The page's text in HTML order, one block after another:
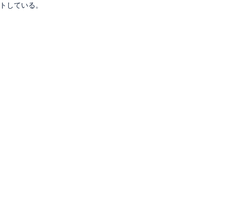
している。